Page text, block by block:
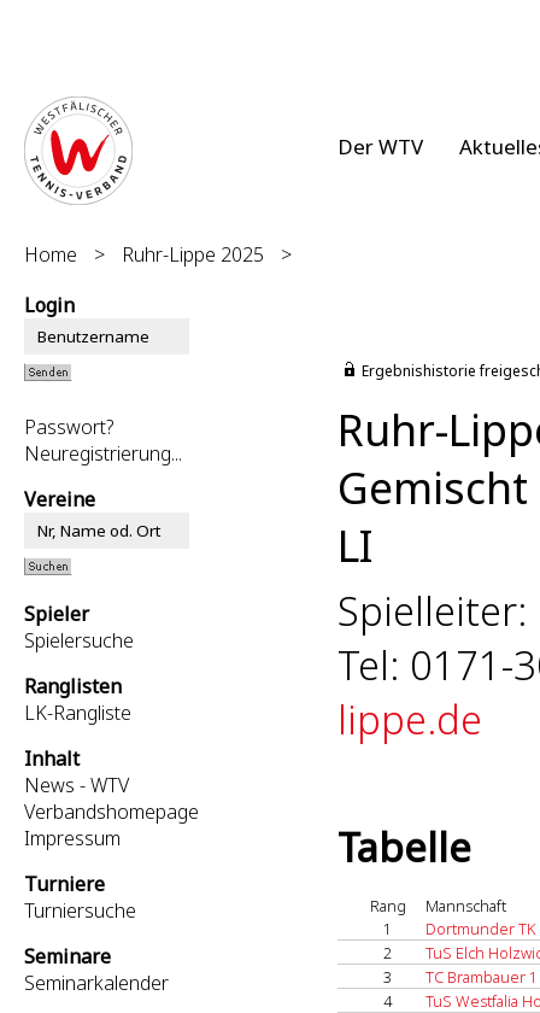
Der WTV
Home > Ruhr-Lippe 2025
>
Login
Passwort?
Neuregistrierung...
Vereine
Spieler
Spielersuche
Ranglisten
LK-Rangliste
Inhalt
News - WTV
Verbandshomepage
Impressum
Turniere
Turniersuche
Seminare
Seminarkalender
Ergebnishistorie
Ruhr-
LI
Tel: 0171-
lippe.de
Tabelle
Rang
Mannschaft
1
Dortmunder TK
2
TuS Elch
3
TC Brambauer 1
4
TuS Westfalia